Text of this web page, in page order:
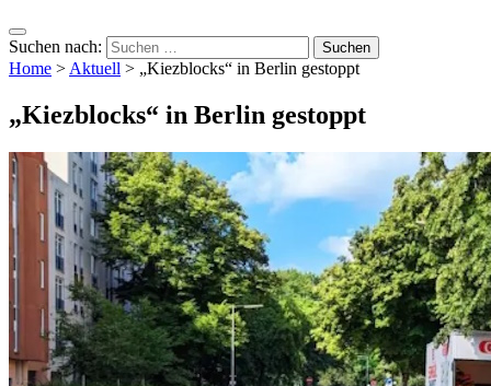
Suchen nach:
Home >Aktuell > „Kiezblocks“ in Berlin gestoppt
„Kiezblocks“ in Berlin gestoppt